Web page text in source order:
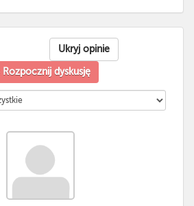
Ukryj opinie
Rozpocznij dyskusję